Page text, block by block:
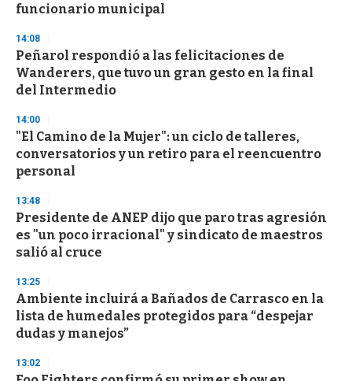
funcionario municipal
14:08
Peñarol respondió a las felicitaciones de
Wanderers, que tuvo un gran gesto en la final
del Intermedio
14:00
"El Camino de la Mujer": un ciclo de talleres,
conversatorios y un retiro para el reencuentro
personal
13:48
Presidente de ANEP dijo que paro tras agresión
es "un poco irracional" y sindicato de maestros
salió al cruce
13:25
Ambiente incluirá a Bañados de Carrasco en la
lista de humedales protegidos para “despejar
dudas y manejos”
13:02